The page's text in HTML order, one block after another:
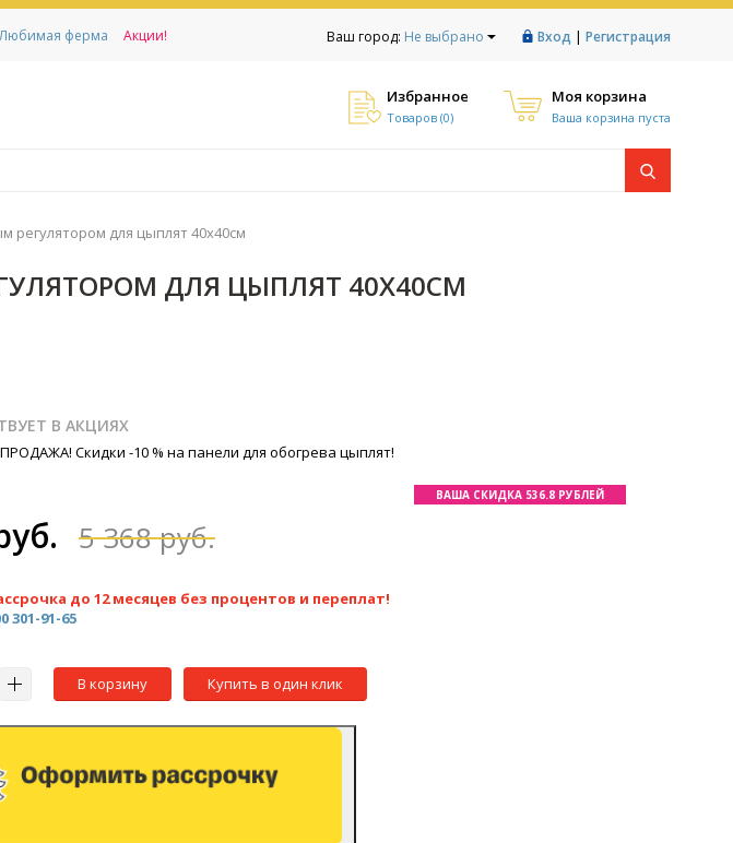
Ваш город: Не выбрано Вход | Регистрация
Любимая ферма Акции!
Избранное
Товаров (0)
Моя корзина
Ваша корзина пуста
регулятором для цыплят 40х40см
ДЛЯ ЦЫПЛЯТ 40Х40СМ
В АКЦИЯХ
Скидки -10 % на панели для обогрева цыплят!
5 368 руб.
ВАША СКИДКА 536.8 РУБЛЕЙ
до 12 месяцев без процентов и переплат!
301-91-65
В корзину Купить в один клик